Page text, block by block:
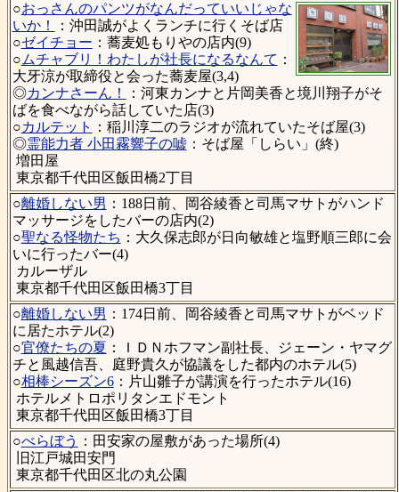
○おっさんのパンツがなんだっていいじゃな
いか！
：沖田誠がよくランチに行くそば店
○ゼイチョー ：蕎麦処もりやの店内(9)
○ ムチャブリ！わたしが社長になるなんて ：
大牙涼が取締役と会った蕎麦屋(3,4)
◎カンナさーん！
：河東カンナと片岡美香と境川翔子がそ
ばを食べながら話していた店(3)
○カルテット
：稲川淳二のラジオが流れていたそば屋(3)
◎霊能力者 小田霧響子の嘘 ：そば屋「しらい」(終)
増田屋
東京都千代田区飯田橋2丁目
○離婚しない男 ：188日前、岡谷綾香と司馬マサトがハンド
マッサージをしたバーの店内(2)
○聖なる怪物たち ：大久保志郎が日向敏雄と塩野順三郎に会
いに行ったバー(4)
カルーザル
東京都千代田区飯田橋3丁目
○離婚しない男 ：174日前、岡谷綾香と司馬マサトがベッド
に居たホテル(2)
○官僚たちの夏 ：ＩＤＮホフマン副社長、ジェーン・ヤマグ
チと風越信吾、庭野貴久が協議をした都内のホテル(5)
○相棒シーズン6：片山雛子が講演を行ったホテル(16)
ホテルメトロポリタンエドモント
東京都千代田区飯田橋3丁目
○べらぼう
：田安家の屋敷があった場所(4)
旧江戸城田安門
東京都千代田区北の丸公園